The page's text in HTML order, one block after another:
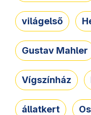
világelső
Gustav Mahler
Vígszínház
állatkert